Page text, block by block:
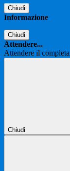
Chiudi
Informazione
Chiudi
Attendere...
Attendere il
Chiudi